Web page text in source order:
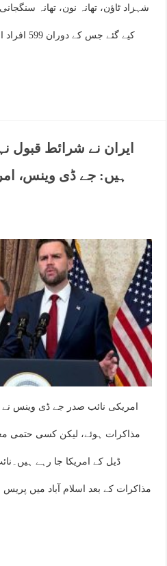
شہزاد ٹاؤن، تھانہ نون، تھانہ
ایران نے شرائط قبول
ہیں: جے ڈی وینس،
امریکی نائب صدر جے ڈی وینس نے
مذاکرات ہوئے، لیکن کسی حتمی
ڈیل کے امریکا جا رہے
مذاکرات کے بعد اسلام آباد میں پریس